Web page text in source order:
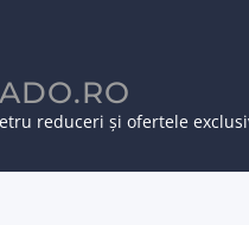
reduceri și ofertele